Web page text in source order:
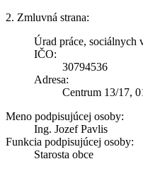
2. Zmluvná strana:
Úrad práce, sociálnych
IČO:
30794536
Adresa:
Centrum 13/17,
Meno podpisujúcej osoby:
Ing. Jozef Pavlis
Funkcia podpisujúcej osoby:
Starosta obce